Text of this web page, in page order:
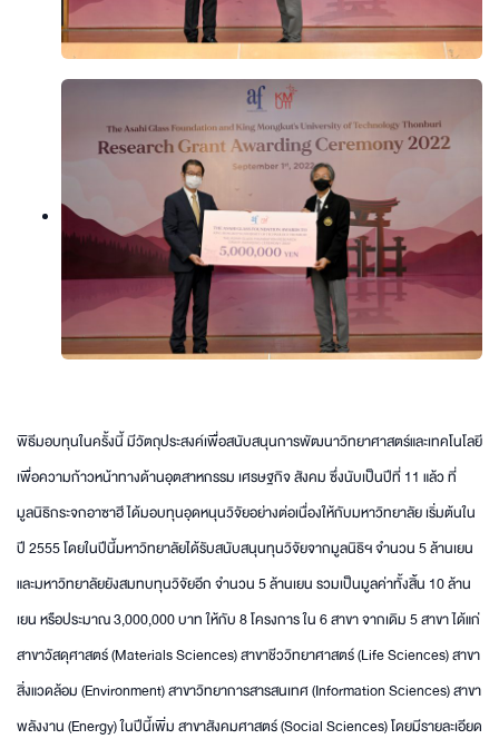
พิธีมอบทุนในครั้งนี้ มีวัตถุประสงค์เพื่อสนับสนุนการพัฒนาวิทยาศาสตร์และเทคโนโลยี
เพื่อความก้าวหน้าทางด้านอุตสาหกรรม เศรษฐกิจ สังคม ซึ่งนับเป็นปีที่ 11 แล้ว ที่
มูลนิธิกระจกอาซาฮี ได้มอบทุนอุดหนุนวิจัยอย่างต่อเนื่องให้กับมหาวิทยาลัย เริ่มต้นใน
ปี 2555 โดยในปีนี้มหาวิทยาลัยได้รับสนับสนุนทุนวิจัยจากมูลนิธิฯ จำนวน 5 ล้านเยน
และมหาวิทยาลัยยังสมทบทุนวิจัยอีก จำนวน 5 ล้านเยน รวมเป็นมูลค่าทั้งสิ้น 10 ล้าน
เยน หรือประมาณ 3,000,000 บาท ให้กับ 8 โครงการ ใน 6 สาขา จากเดิม 5 สาขา ได้แก่
สาขาวัสดุศาสตร์ (Materials Sciences) สาขาชีววิทยาศาสตร์ (Life Sciences) สาขา
สิ่งแวดล้อม (Environment) สาขาวิทยาการสารสนเทศ (Information Sciences) สาขา
พลังงาน (Energy) ในปีนี้เพิ่ม สาขาสังคมศาสตร์ (Social Sciences) โดยมีรายละเอียด